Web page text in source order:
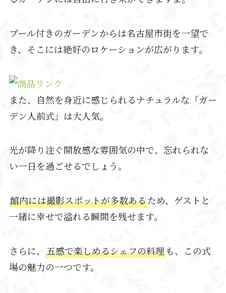
プール付きのガーデンからは名古屋市街を一望で
き、そこには絶好のロケーションが広がります。
また、自然を身近に感じられるナチュラルな「ガー
デン人前式」は大人気。
光が降り注ぐ開放感な雰囲気の中で、忘れられな
い一日を過ごせるでしょう。
館内には撮影スポットが多数あるため、ゲストと
一緒に幸せで溢れる瞬間を残せます。
さらに、 五感で楽しめるシェフの料理も、この式
場の魅力の一つです。